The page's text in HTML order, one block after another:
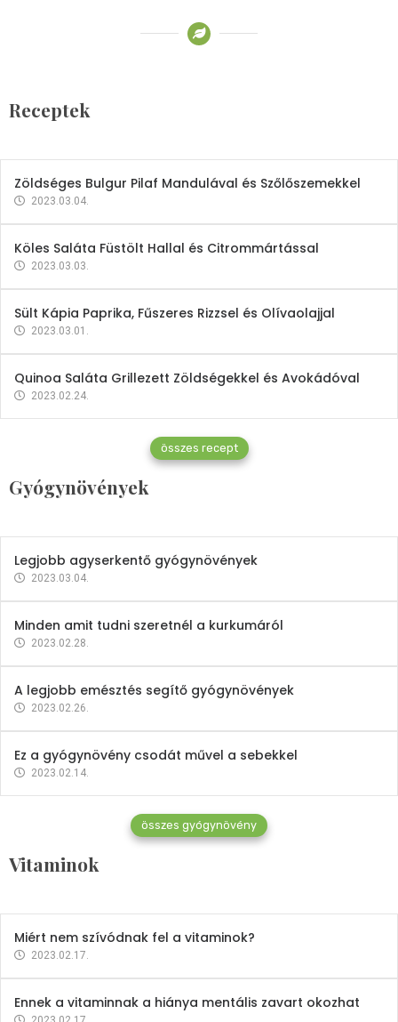
Receptek
2023.03.06.
Zöldséges Bulgur Pilaf Mandulával és Szőlőszemekkel
2023.03.04.
Köles Saláta Füstölt Hallal és Citrommártással
2023.03.03.
Sült Kápia Paprika, Fűszeres Rizzsel és Olívaolajjal
2023.03.01.
Quinoa Saláta Grillezett Zöldségekkel és Avokádóval
2023.02.24.
összes recept
Gyógynövények
Gyógynövények
Mindent a petrezselyemről
2023.12.21.
Legjobb agyserkentő gyógynövények
2023.03.04.
Minden amit tudni szeretnél a kurkumáról
2023.02.28.
A legjobb emésztés segítő gyógynövények
2023.02.26.
Ez a gyógynövény csodát művel a sebekkel
2023.02.14.
összes gyógynövény
Vitaminok
Vitaminok
Mindent a B-12 vitaminról
2023.02.27.
Miért nem szívódnak fel a vitaminok?
2023.02.17.
Ennek a vitaminnak a hiánya mentális zavart okozhat